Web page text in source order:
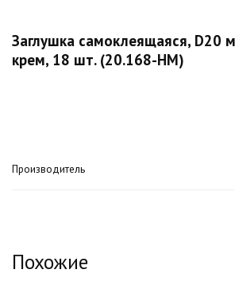
Заглушка самоклеящаяся, D20
крем, 18 шт. (20.168-HM)
Производитель
Похожие